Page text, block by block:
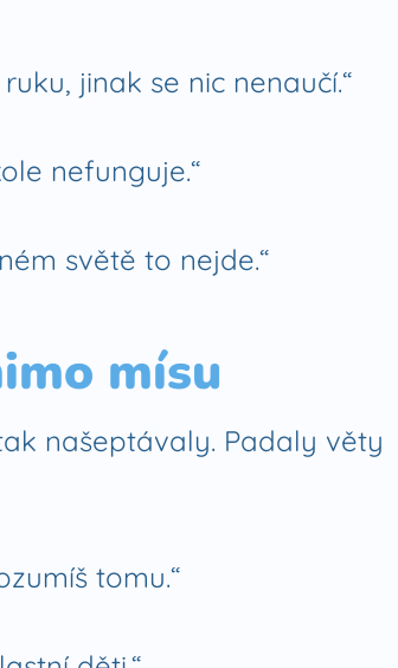
jinak se nic nenaučí.“
nefunguje.“
světě to nejde.“
mísu
našeptávaly. Padaly věty
tomu.“​